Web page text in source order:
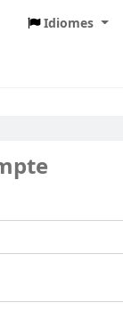
Idiomes